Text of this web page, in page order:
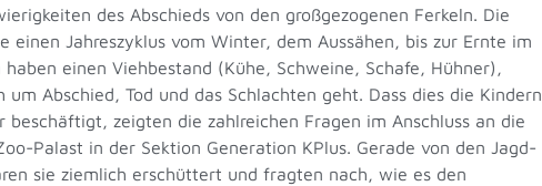
des Abschieds von den großgezogenen Ferkeln. Die
einen Jahreszyklus vom Winter, dem Aussähen, bis zur Ernte im
einen Viehbestand (Kühe, Schweine, Schafe, Hühner),
Abschied, Tod und das Schlachten geht. Dass dies die Kindern
beschäftigt, zeigten die zahlreichen Fragen im Anschluss an die
Palast in der Sektion Generation KPlus. Gerade von den Jagd-
sie ziemlich erschüttert und fragten nach, wie es den